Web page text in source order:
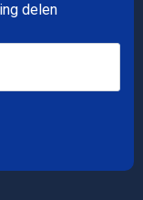
delen